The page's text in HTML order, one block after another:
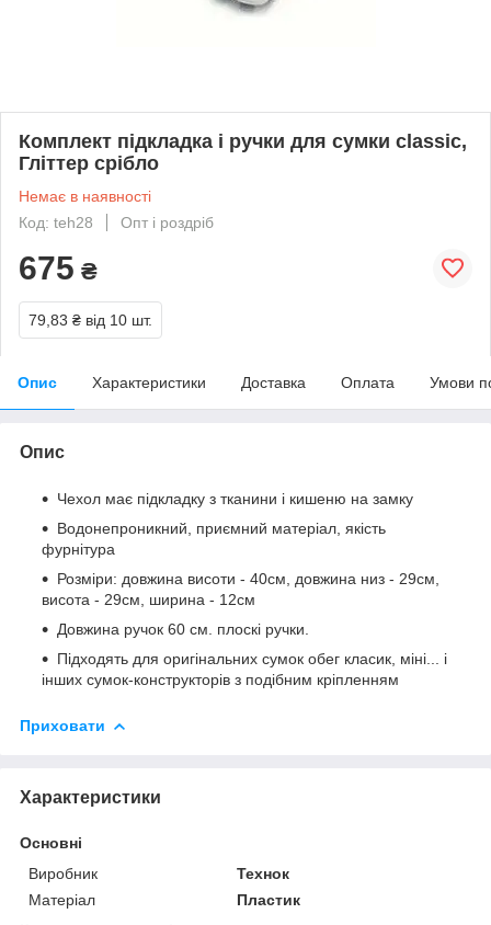
Комплект підкладка і ручки для сумки classic,
Гліттер срібло
Немає в наявності
Код: teh28
Опт і роздріб
675 ₴
79,83 ₴ від 10 шт.
Опис Характеристики Доставка Оплата Умови
Опис
Чехол має підкладку з тканини і кишеню на замку
Водонепроникний, приємний матеріал, якість
фурнітура
Розміри: довжина висоти - 40см, довжина низ - 29см,
висота - 29см, ширина - 12см
Довжина ручок 60 см. плоскі ручки.
Підходять для оригінальних сумок обег класик, міні... і
інших сумок-конструкторів з подібним кріпленням
Приховати
Характеристики
Основні
Виробник
Технок
Матеріал
Пластик